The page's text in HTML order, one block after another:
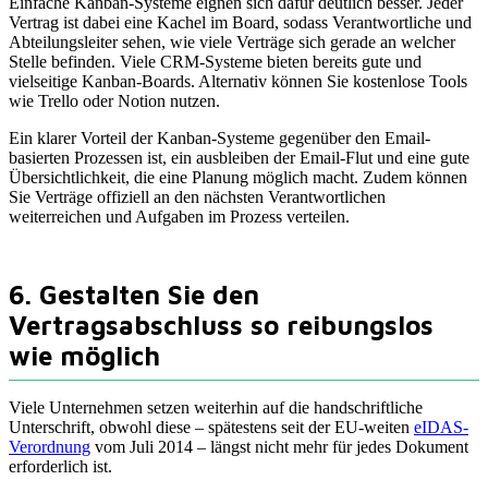
Vertrag ist dabei eine Kachel im Board, sodass Verantwortliche und
Abteilungsleiter sehen, wie viele Verträge sich gerade an welcher
Stelle befinden. Viele CRM-Systeme bieten bereits gute und
vielseitige Kanban-Boards. Alternativ können Sie kostenlose Tools
wie Trello oder Notion nutzen.
Ein klarer Vorteil der Kanban-Systeme gegenüber den Email-
basierten Prozessen ist, ein ausbleiben der Email-Flut und eine gute
Übersichtlichkeit, die eine Planung möglich macht. Zudem können
Sie Verträge offiziell an den nächsten Verantwortlichen
weiterreichen und Aufgaben im Prozess verteilen.
6. Gestalten Sie den
Vertragsabschluss so reibungslos
wie möglich
Viele Unternehmen setzen weiterhin auf die handschriftliche
Unterschrift, obwohl diese – spätestens seit der EU-weiten eIDAS-
Verordnung vom Juli 2014 – längst nicht mehr für jedes Dokument
erforderlich ist.